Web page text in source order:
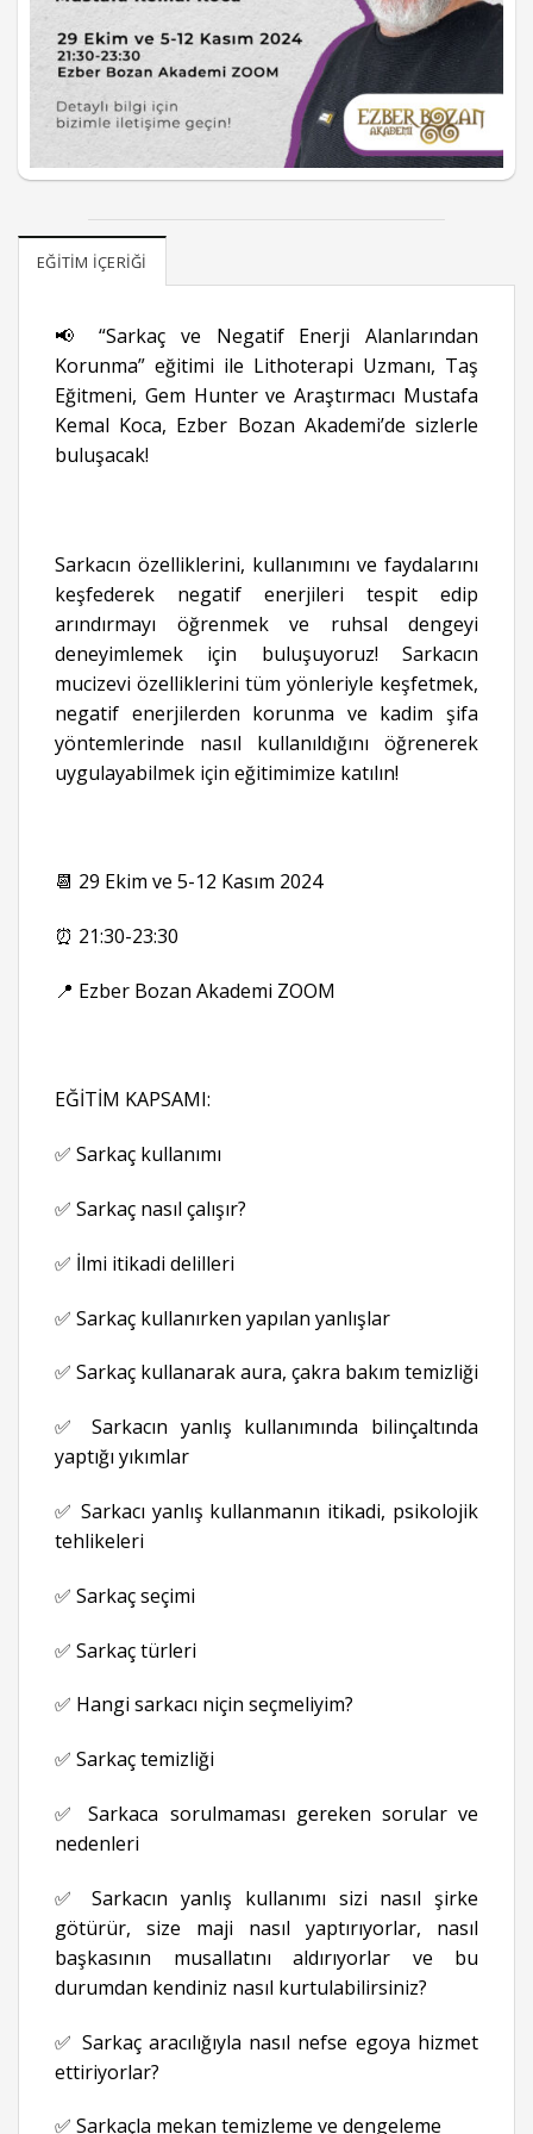
EĞITIM İÇERIĞI
📢 “Sarkaç ve Negatif Enerji Alanlarından
Korunma” eğitimi ile Lithoterapi Uzmanı, Taş
Eğitmeni, Gem Hunter ve Araştırmacı Mustafa
Kemal Koca, Ezber Bozan Akademi’de sizlerle
buluşacak!
Sarkacın özelliklerini, kullanımını ve faydalarını
keşfederek negatif enerjileri tespit edip
arındırmayı öğrenmek ve ruhsal dengeyi
deneyimlemek için buluşuyoruz! Sarkacın
mucizevi özelliklerini tüm yönleriyle keşfetmek,
negatif enerjilerden korunma ve kadim şifa
yöntemlerinde nasıl kullanıldığını öğrenerek
uygulayabilmek için eğitimimize katılın!
📆 29 Ekim ve 5-12 Kasım 2024
⏰ 21:30-23:30
📍 Ezber Bozan Akademi ZOOM
EĞİTİM KAPSAMI:
✅ Sarkaç kullanımı
✅ Sarkaç nasıl çalışır?
✅ İlmi itikadi delilleri
✅ Sarkaç kullanırken yapılan yanlışlar
✅ Sarkaç kullanarak aura, çakra bakım temizliği
✅ Sarkacın yanlış kullanımında bilinçaltında
yaptığı yıkımlar
✅ Sarkacı yanlış kullanmanın itikadi, psikolojik
tehlikeleri
✅ Sarkaç seçimi
✅ Sarkaç türleri
✅ Hangi sarkacı niçin seçmeliyim?
✅ Sarkaç temizliği
✅ Sarkaca sorulmaması gereken sorular ve
nedenleri
✅ Sarkacın yanlış kullanımı sizi nasıl şirke
götürür, size maji nasıl yaptırıyorlar, nasıl
başkasının musallatını aldırıyorlar ve bu
durumdan kendiniz nasıl kurtulabilirsiniz?
✅ Sarkaç aracılığıyla nasıl nefse egoya hizmet
ettiriyorlar?
✅ Sarkaçla mekan temizleme ve dengeleme